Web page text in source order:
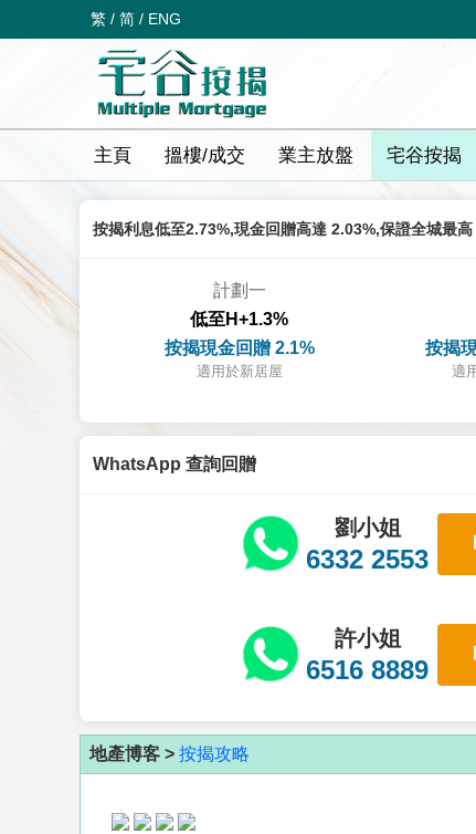
繁 / 简 / ENG
主頁 搵樓/成交 業主放盤 宅谷按揭
按揭利息低至2.73%,現金回贈高達 2.03%,保證全城最高
計劃一
低至H+1.3%
按揭現金回贈 2.1%
適用於新居屋
按揭
適
WhatsApp 查詢回贈
劉小姐
6332 2553
許小姐
6516 8889
地產博客 > 按揭攻略